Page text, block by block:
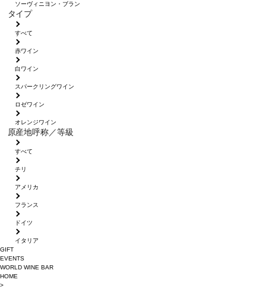
ソーヴィニヨン・ブラン
タイプ
すべて
赤ワイン
白ワイン
スパークリングワイン
ロゼワイン
オレンジワイン
原産地呼称／等級
すべて
チリ
アメリカ
フランス
ドイツ
イタリア
GIFT
EVENTS
WORLD WINE BAR
HOME
>